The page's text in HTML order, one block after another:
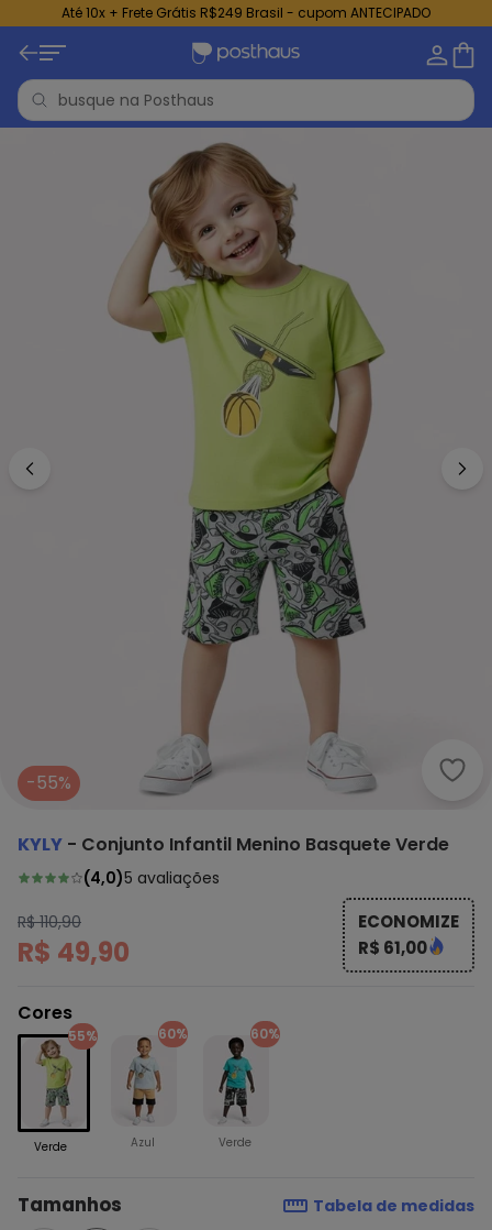
Até 10x + Frete Grátis R$249 Brasil - cupom ANTECIPADO
-55%
KYLY - Conjunto Infantil Menino Basquete Verde
(4,0)5 avaliações
R$ 110,90
R$ 49,90
ECONOMIZE
R$ 61,00
Cores
55%
Verde
60%
Azul
60%
Verde
Tamanhos Tabela de medidas